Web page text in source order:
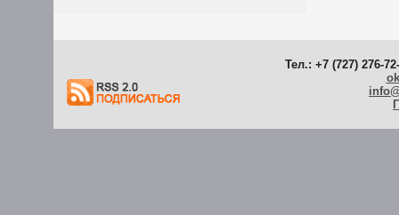
Тел.: +7 (727) 276-